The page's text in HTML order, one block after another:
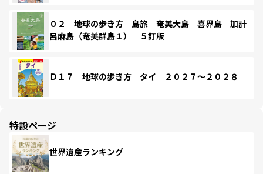
０２ 地球の歩き方 島旅 奄美大島 喜界島 加計
呂麻島（奄美群島１） ５訂版
Ｄ１７ 地球の歩き方 タイ ２０２７～２０２８
特設ページ
世界遺産ランキング